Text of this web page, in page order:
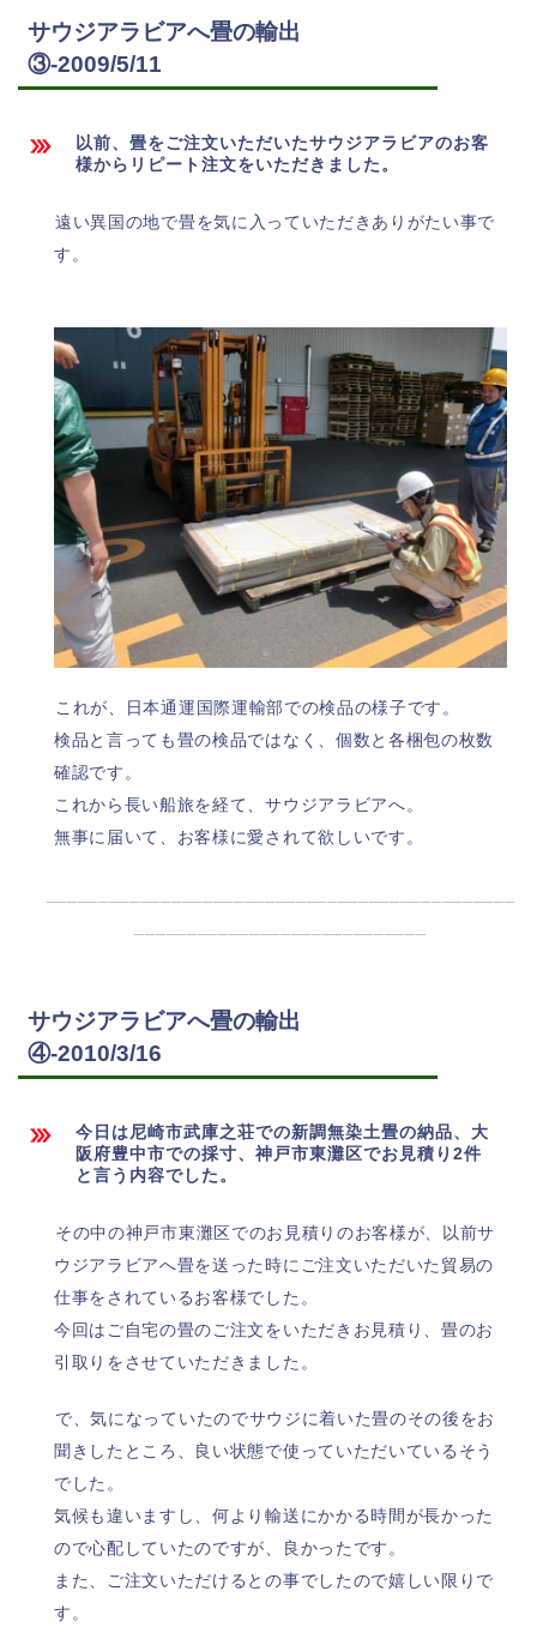
サウジアラビアへ畳の輸出
③-2009/5/11
以前、畳をご注文いただいたサウジアラビアのお客
様からリピート注文をいただきました。
遠い異国の地で畳を気に入っていただきありがたい事で
す。
これが、日本通運国際運輸部での検品の様子です。
検品と言っても畳の検品ではなく、個数と各梱包の枚数
確認です。
これから長い船旅を経て、サウジアラビアへ。
無事に届いて、お客様に愛されて欲しいです。
サウジアラビアへ畳の輸出
④-2010/3/16
今日は尼崎市武庫之荘での新調無染土畳の納品、大
阪府豊中市での採寸、神戸市東灘区でお見積り2件
と言う内容でした。
その中の神戸市東灘区でのお見積りのお客様が、以前サ
ウジアラビアへ畳を送った時にご注文いただいた貿易の
仕事をされているお客様でした。
今回はご自宅の畳のご注文をいただきお見積り、畳のお
引取りをさせていただきました。
で、気になっていたのでサウジに着いた畳のその後をお
聞きしたところ、良い状態で使っていただいているそう
でした。
気候も違いますし、何より輸送にかかる時間が長かった
ので心配していたのですが、良かったです。
また、ご注文いただけるとの事でしたので嬉しい限りで
す。